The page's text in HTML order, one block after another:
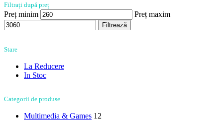
Filtrați după preț
Preț minim Preț maxim
Filtrează
Stare
La Reducere
In Stoc
Categorii de produse
Multimedia & Games 12